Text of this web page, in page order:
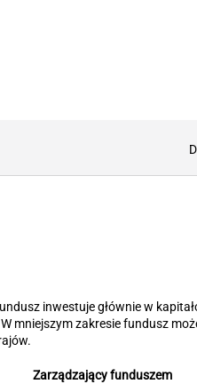
inwestuje głównie w
mniejszym zakresie fundusz
Zarządzający funduszem